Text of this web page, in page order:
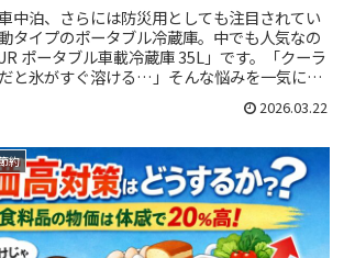
中泊、さらには防災用としても注目されてい
タイプのポータブル冷蔵庫。中でも人気なの
ポータブル車載冷蔵庫 35L」です。「クーラ
と氷がすぐ溶ける…」そんな悩みを一気に解
2026.03.22
約